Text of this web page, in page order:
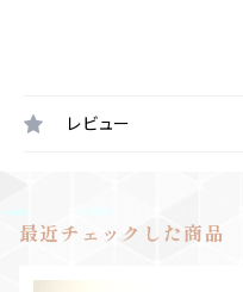
レビュー
最近チェックした商品